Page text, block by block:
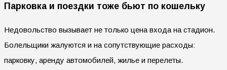
Парковка и поездки тоже бьют по кошельку
Недовольство вызывает не только цена входа на стадион.
Болельщики жалуются и на сопутствующие расходы:
парковку, аренду автомобилей, жилье и перелеты.